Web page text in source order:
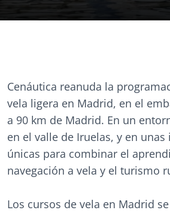
Cenáutica reanuda la
vela ligera en Madrid, en el
a 90 km de Madrid. En un
en el valle de Iruelas, y en unas
únicas para combinar el
navegación a vela y el turismo
Los cursos de vela en Madrid